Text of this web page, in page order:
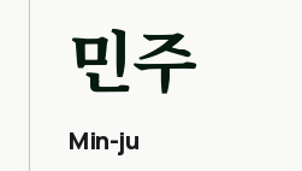
민주
Min-ju